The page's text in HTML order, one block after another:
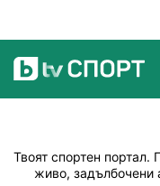
Твоят спортен портал.
живо, задълбочени